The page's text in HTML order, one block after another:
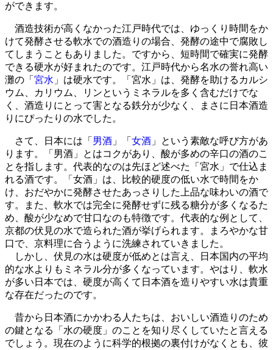
ができます。
酒造技術が高くなかった江戸時代では、ゆっくり時間をか
けて発酵させる軟水での酒造りの場合、発酵の途中で腐敗し
てしまうこともありました。ですから、短時間で確実に発酵
できる硬水が好まれたのです。江戸時代から名水の誉れ高い
灘の「 宮水 」は硬水です。「宮水」は、発酵を助けるカルシ
ウム、カリウム、リンというミネラルを多く含むだけでな
く、酒造りにとって害となる鉄分が少なく、まさに日本酒造
りにぴったりの水でした。
さて、日本には「 男酒 」「 女酒 」という素敵な呼び方があ
ります。「男酒」とはコクがあり、酸が多めの辛口の酒のこ
とを指します。代表的なのは先ほど述べた「宮水」で仕込ま
れる酒です。「女酒」は、比較的硬度の低い水で時間をか
け、おだやかに発酵させたあっさりした上品な味わいの酒で
す。また、軟水では完全に発酵せずに残る糖分が多くなるた
め、酸が少なめで甘口なのも特徴です。代表的な例として、
京都の伏見の水で造られた酒が挙げられます。まろやかな甘
口で、京料理に合うように洗練されていきました。
しかし、伏見の水は硬度が低めとは言え、日本国内の平均
的な水よりもミネラル分が多くなっています。やはり、軟水
が多い日本では、硬度が高くて日本酒を造りやすい水は貴重
な存在だったのです。
昔から日本酒にかかわる人たちは、おいしい酒造りのため
の鍵となる「水の硬度」のことを知り尽くしていたと言える
でしょう。現在のように科学的根拠の裏付けがなくとも、彼